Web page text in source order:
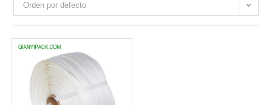
Orden por defecto